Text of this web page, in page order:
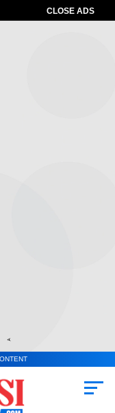
CLOSE ADS